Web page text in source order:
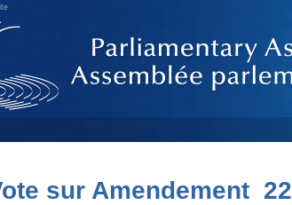
sur Amendement 22